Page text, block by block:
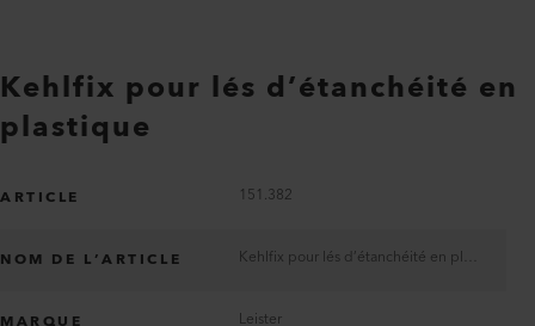
Kehlfix pour lés d’étanchéité en
plastique
ARTICLE 151.382
NOM DE L’ARTICLE
Leister